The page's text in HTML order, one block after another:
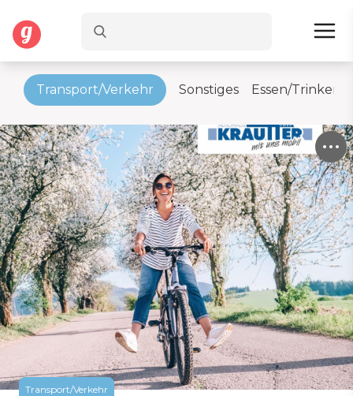
Transport/Verkehr Sonstiges Essen/Trinken
Transport/Verkehr